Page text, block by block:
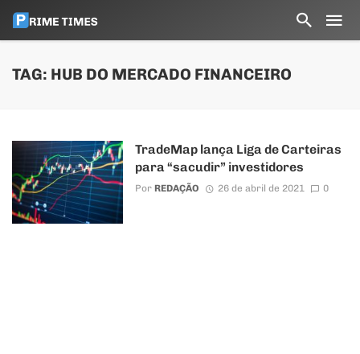
TAG: HUB DO MERCADO FINANCEIRO
TradeMap lança Liga de Carteiras
para “sacudir” investidores
Por REDAÇÃO 26 de abril de 2021 0